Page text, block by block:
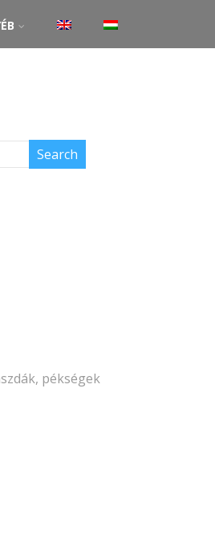
pékségek